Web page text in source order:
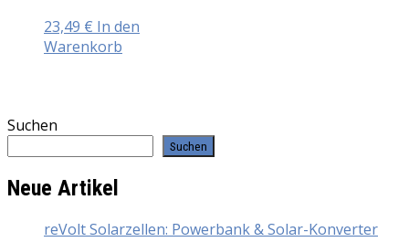
23,49 € In den
Warenkorb
Suchen
Suchen
Neue Artikel
reVolt Solarzellen: Powerbank & Solar-Konverter